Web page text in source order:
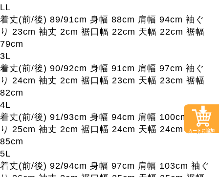
LL
着丈(前/後) 89/91cm 身幅 88cm 肩幅 94cm 袖ぐ
り 23cm 袖丈 2cm 裾口幅 22cm 天幅 22cm 裾幅
79cm
3L
着丈(前/後) 90/92cm 身幅 91cm 肩幅 97cm 袖ぐ
り 24cm 袖丈 2cm 裾口幅 23cm 天幅 23cm 裾幅
82cm
4L
着丈(前/後) 91/93cm 身幅 94cm 肩幅 100cm 袖ぐ
り 25cm 袖丈 2cm 裾口幅 24cm 天幅 24cm 裾幅
85cm
5L
着丈(前/後) 92/94cm 身幅 97cm 肩幅 103cm 袖ぐ
カートに追加